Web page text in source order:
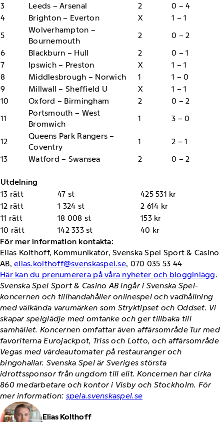
3
Leeds – Arsenal 2
0 – 4
4
Brighton – Everton X
1 – 1
5
Wolverhampton –
Bournemouth
2
0 – 2
6
Blackburn – Hull 2
0 – 1
7
Ipswich – Preston X
1 – 1
8
Middlesbrough – Norwich 1
1 – 0
9
Millwall – Sheffield U X
1 – 1
10
Oxford – Birmingham 2
0 – 2
11
Portsmouth – West
Bromwich
1 3 – 0
12
Queens Park Rangers –
Coventry
1
2 – 1
13
Watford – Swansea 2 0 – 2
Utdelning
13 rätt
47 st
425 531 kr
12 rätt
1 324 st
2 614 kr
11 rätt
18 008 st
153 kr
10 rätt
142 333 st
40 kr
För mer information kontakta:
Elias Kolthoff, Kommunikatör, Svenska Spel Sport & Casino
AB,elias.kolthoff@svenskaspel.se, 070 035 53 44
Här kan du prenumerera på våra nyheter och blogginlägg.
Svenska Spel Sport & Casino AB ingår i Svenska Spel-
koncernen och tillhandahåller onlinespel och vadhållning
med välkända varumärken som Stryktipset och Oddset. Vi
skapar spelglädje med omtanke och ger tillbaka till
samhället. Koncernen omfattar även affärsområde Tur med
favoriterna Eurojackpot, Triss och Lotto, och affärsområde
Vegas med värdeautomater på restauranger och
bingohallar. Svenska Spel är Sveriges största
idrottssponsor från ungdom till elit. Koncernen har cirka
860 medarbetare och kontor i Visby och Stockholm. För
mer information: spela.svenskaspel.se
Elias Kolthoff